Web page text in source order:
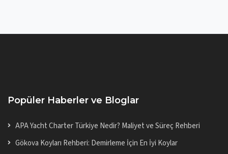
Popüler Haberler ve Bloglar
APA Yacht Charter Türkiye Nedir? Maliyet ve Süreç Rehberi
Gökova Koyları Rehberi: Demirleme İçin En İyi Koylar